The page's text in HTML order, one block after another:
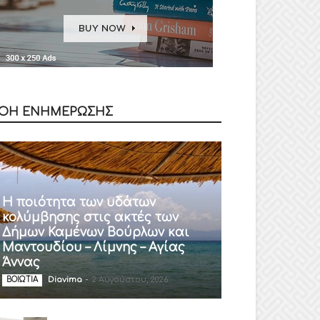
ΕΝΗΜΕΡΩΣΗΣ
Η ποιότητα των υδάτων
κολύμβησης στις ακτές των
Δήμων Καμένων Βούρλων και
Μαντουδίου – Λίμνης – Αγίας
Άννας
ΒΟΙΩΤΙΑ Diavima - 2 Αυγούστου, 2026